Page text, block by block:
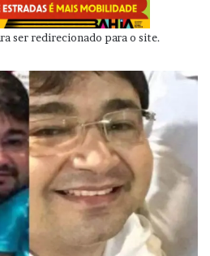
ser redirecionado para o site.